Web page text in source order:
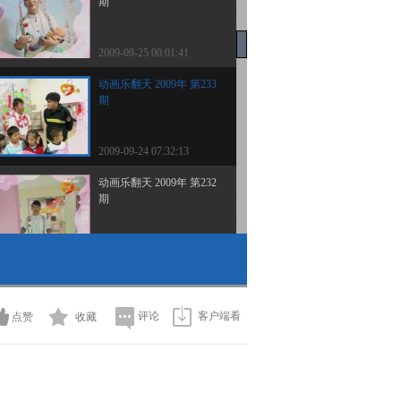
2009-09-25 00:01:41
动画乐翻天 2009年 第233
期
2009-09-24 07:32:13
动画乐翻天 2009年 第232
期
2009-09-21 20:08:52
点赞 收藏 评论 客户端看